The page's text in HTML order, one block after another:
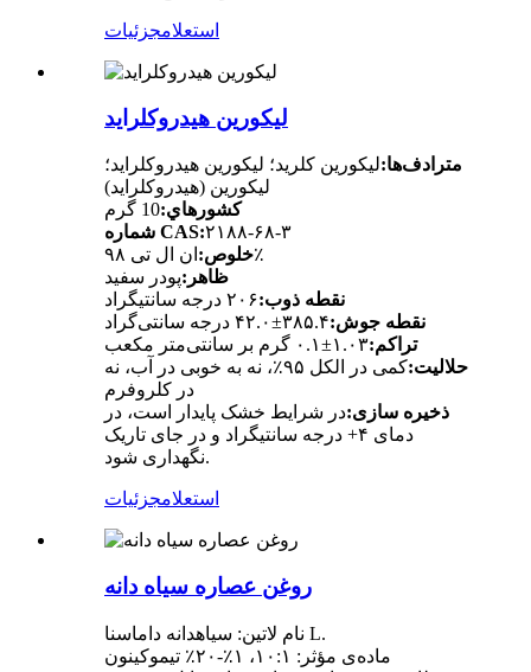
استعلامجزئیات
لیکورین هیدروکلراید
مترادف‌ها:لیکورین کلرید؛ لیکورین هیدروکلراید؛
لیکورین (هیدروکلراید)
کشورهاي:10 گرم
شماره CAS:۲۱۸۸-۶۸-۳
خلوص:ان ال تی ۹۸٪
ظاهر:پودر سفید
نقطه ذوب:۲۰۶ درجه سانتیگراد
نقطه جوش:۳۸۵.۴±۴۲.۰ درجه سانتی‌گراد
تراکم:۱.۰۳±۰.۱ گرم بر سانتی‌متر مکعب
حلالیت:
کمی در الکل ۹۵٪، نه به خوبی در آب، نه
در کلروفرم
ذخیره سازی:در شرایط خشک پایدار است، در
دمای ۴+ درجه سانتیگراد و در جای تاریک
نگهداری شود.
استعلامجزئیات
روغن عصاره سیاه دانه
نام لاتین: سیاهدانه داماسنا L.
ماده‌ی مؤثر: ۱۰:۱، ۱٪-۲۰٪ تیموکینون